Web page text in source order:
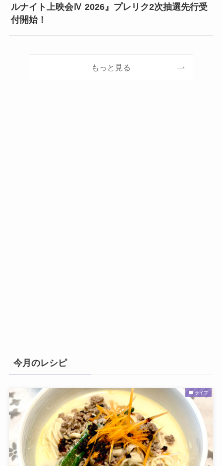
ルナイト上映会Ⅳ 2026』プレリク2次抽選先行受
付開始！
もっと見る
今月のレシピ
ライフ